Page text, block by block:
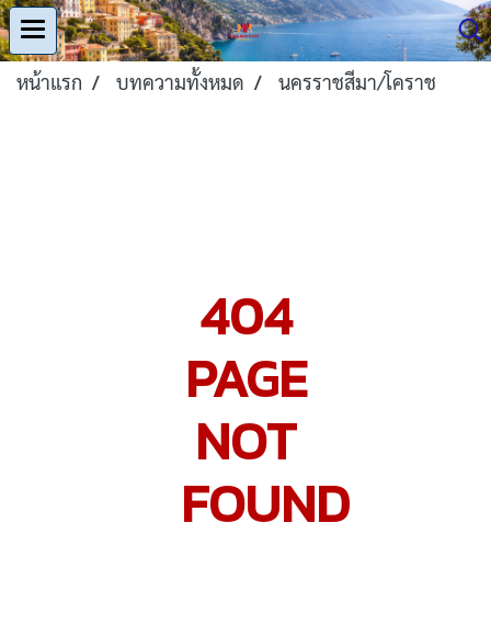
หน้าแรก บทความทั้งหมด นครราชสีมา/โคราช
404
PAGE
NOT
FOUND